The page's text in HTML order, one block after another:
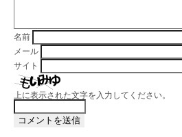
名前
メール
サイト
上に表示された文字を入力してください。